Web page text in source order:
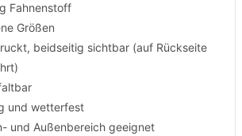
Fahnenstoff
Größen
beidseitig sichtbar (auf Rückseite
und wetterfest
und Außenbereich geeignet